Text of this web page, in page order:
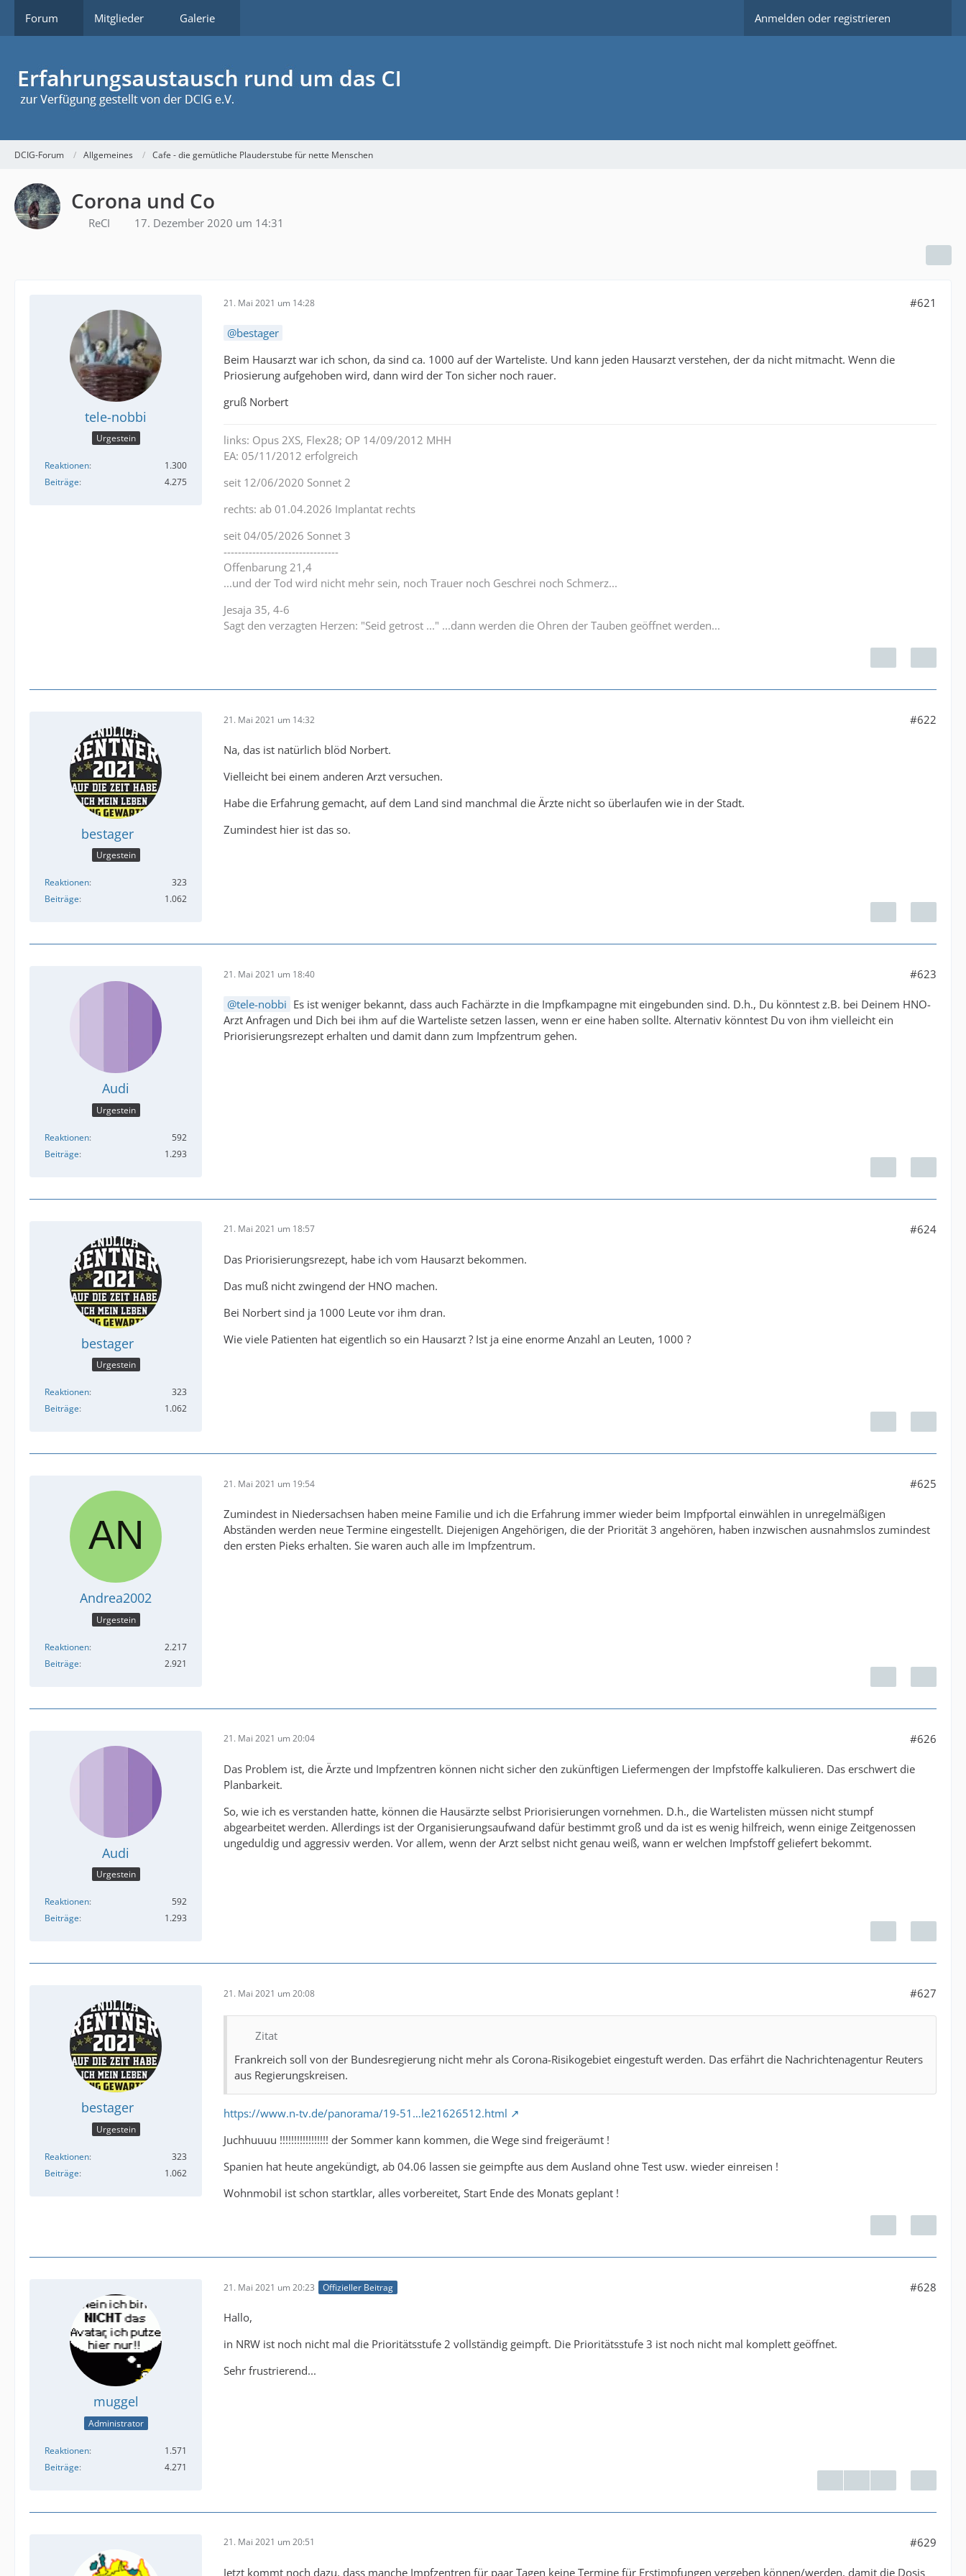
Forum Mitglieder Galerie Anmelden oder registrieren
DCIG-Forum Allgemeines Cafe - die gemütliche Plauderstube für nette Menschen
Corona und Co
ReCI 17. Dezember 2020 um 14:31
tele-nobbi
Urgestein
Reaktionen
1.300
Beiträge
4.275
21. Mai 2021 um 14:28 #621
bestager
Beim Hausarzt war ich schon, da sind ca. 1000 auf der Warteliste. Und kann jeden Hausarzt verstehen, der da nicht mitmacht. Wenn die
Priosierung aufgehoben wird, dann wird der Ton sicher noch rauer.
gruß Norbert
links: Opus 2XS, Flex28; OP 14/09/2012 MHH
EA: 05/11/2012 erfolgreich
seit 12/06/2020 Sonnet 2
rechts: ab 01.04.2026 Implantat rechts
seit 04/05/2026 Sonnet 3
--------------------------------
Offenbarung 21,4
...und der Tod wird nicht mehr sein, noch Trauer noch Geschrei noch Schmerz...
Jesaja 35, 4-6
Sagt den verzagten Herzen: "Seid getrost ..." ...dann werden die Ohren der Tauben geöffnet werden...
bestager
Urgestein
Reaktionen
323
Beiträge
1.062
21. Mai 2021 um 14:32 #622
Na, das ist natürlich blöd Norbert.
Vielleicht bei einem anderen Arzt versuchen.
Habe die Erfahrung gemacht, auf dem Land sind manchmal die Ärzte nicht so überlaufen wie in der Stadt.
Zumindest hier ist das so.
Audi
Urgestein
Reaktionen
592
Beiträge
1.293
21. Mai 2021 um 18:40 #623
tele-nobbi Es ist weniger bekannt, dass auch Fachärzte in die Impfkampagne mit eingebunden sind. D.h., Du könntest z.B. bei Deinem HNO-
Arzt Anfragen und Dich bei ihm auf die Warteliste setzen lassen, wenn er eine haben sollte. Alternativ könntest Du von ihm vielleicht ein
Priorisierungsrezept erhalten und damit dann zum Impfzentrum gehen.
bestager
Urgestein
Reaktionen
323
Beiträge
1.062
21. Mai 2021 um 18:57 #624
Das Priorisierungsrezept, habe ich vom Hausarzt bekommen.
Das muß nicht zwingend der HNO machen.
Bei Norbert sind ja 1000 Leute vor ihm dran.
Wie viele Patienten hat eigentlich so ein Hausarzt ? Ist ja eine enorme Anzahl an Leuten, 1000 ?
Andrea2002
Urgestein
Reaktionen
2.217
Beiträge
2.921
21. Mai 2021 um 19:54 #625
Zumindest in Niedersachsen haben meine Familie und ich die Erfahrung immer wieder beim Impfportal einwählen in unregelmäßigen
Abständen werden neue Termine eingestellt. Diejenigen Angehörigen, die der Priorität 3 angehören, haben inzwischen ausnahmslos zumindest
den ersten Pieks erhalten. Sie waren auch alle im Impfzentrum.
Audi
Urgestein
Reaktionen
592
Beiträge
1.293
21. Mai 2021 um 20:04 #626
Das Problem ist, die Ärzte und Impfzentren können nicht sicher den zukünftigen Liefermengen der Impfstoffe kalkulieren. Das erschwert die
Planbarkeit.
So, wie ich es verstanden hatte, können die Hausärzte selbst Priorisierungen vornehmen. D.h., die Wartelisten müssen nicht stumpf
abgearbeitet werden. Allerdings ist der Organisierungsaufwand dafür bestimmt groß und da ist es wenig hilfreich, wenn einige Zeitgenossen
ungeduldig und aggressiv werden. Vor allem, wenn der Arzt selbst nicht genau weiß, wann er welchen Impfstoff geliefert bekommt.
bestager
Urgestein
Reaktionen
323
Beiträge
1.062
21. Mai 2021 um 20:08 #627
Zitat
Frankreich soll von der Bundesregierung nicht mehr als Corona-Risikogebiet eingestuft werden. Das erfährt die Nachrichtenagentur Reuters
aus Regierungskreisen.
https://www.n-tv.de/panorama/19-51…le21626512.html
Juchhuuuu !!!!!!!!!!!!!!!!! der Sommer kann kommen, die Wege sind freigeräumt !
Spanien hat heute angekündigt, ab 04.06 lassen sie geimpfte aus dem Ausland ohne Test usw. wieder einreisen !
Wohnmobil ist schon startklar, alles vorbereitet, Start Ende des Monats geplant !
muggel
Administrator
Reaktionen
1.571
Beiträge
4.271
21. Mai 2021 um 20:23 Offizieller Beitrag #628
Hallo,
in NRW ist noch nicht mal die Prioritätsstufe 2 vollständig geimpft. Die Prioritätsstufe 3 ist noch nicht mal komplett geöffnet.
Sehr frustrierend...
21. Mai 2021 um 20:51 #629
Jetzt kommt noch dazu, dass manche Impfzentren für paar Tagen keine Termine für Erstimpfungen vergeben können/werden, damit die Dosis